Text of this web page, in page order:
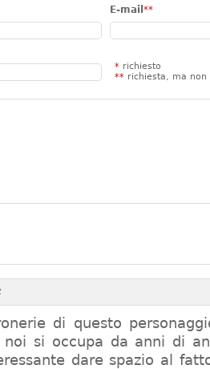
E-mail **
* richiesto
** richiesta, ma non
di questo
si occupa da anni di
dare spazio al fatto